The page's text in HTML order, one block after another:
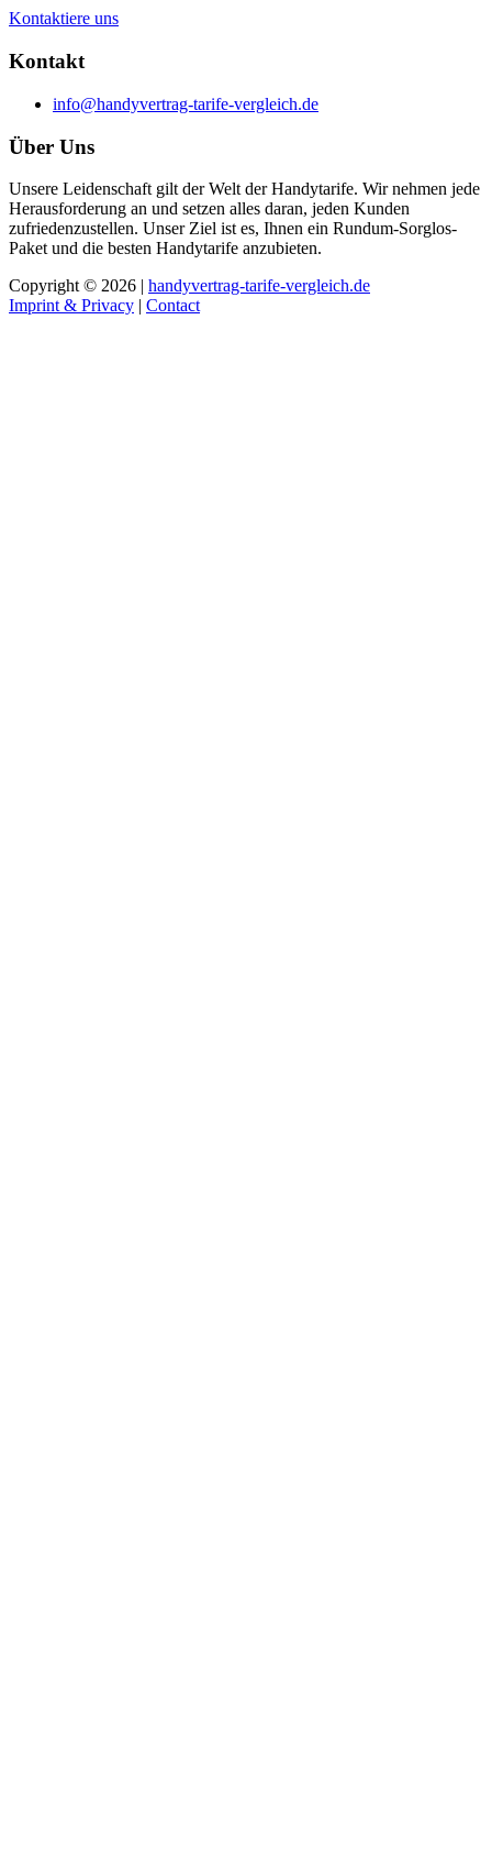
Kontaktiere uns
Kontakt
info@handyvertrag-tarife-vergleich.de
Über Uns
Unsere Leidenschaft gilt der Welt der Handytarife. Wir nehmen jede
Herausforderung an und setzen alles daran, jeden Kunden
zufriedenzustellen. Unser Ziel ist es, Ihnen ein Rundum-Sorglos-
Paket und die besten Handytarife anzubieten.
Copyright © 2026 | handyvertrag-tarife-vergleich.de
Imprint & Privacy | Contact